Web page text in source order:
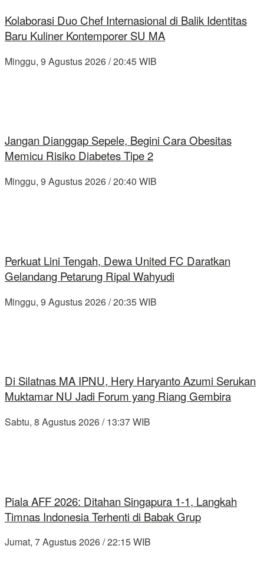
Kolaborasi Duo Chef Internasional di Balik Identitas
Baru Kuliner Kontemporer SU MA
Minggu, 9 Agustus 2026 / 20:45 WIB
Jangan Dianggap Sepele, Begini Cara Obesitas
Memicu Risiko Diabetes Tipe 2
Minggu, 9 Agustus 2026 / 20:40 WIB
Perkuat Lini Tengah, Dewa United FC Daratkan
Gelandang Petarung Ripal Wahyudi
Minggu, 9 Agustus 2026 / 20:35 WIB
Di Silatnas MA IPNU, Hery Haryanto Azumi Serukan
Muktamar NU Jadi Forum yang Riang Gembira
Sabtu, 8 Agustus 2026 / 13:37 WIB
Piala AFF 2026: Ditahan Singapura 1-1, Langkah
Timnas Indonesia Terhenti di Babak Grup
Jumat, 7 Agustus 2026 / 22:15 WIB